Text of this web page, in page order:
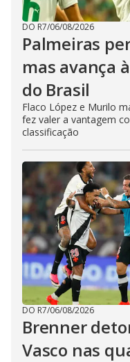
DO R7/06/08/2026
Palmeiras
mas avança
do Brasil
Flaco López e Murilo
fez valer a vantagem
classificação
DO R7/06/08/2026
Brenner
Vasco nas